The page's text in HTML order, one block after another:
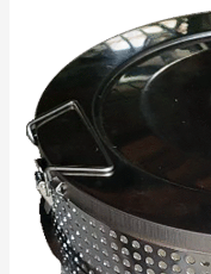
클
필
터
내
용
물